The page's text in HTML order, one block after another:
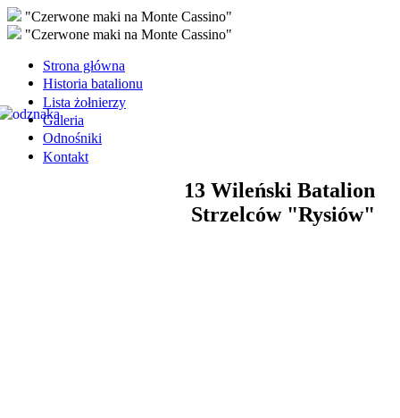
"Czerwone maki na Monte Cassino"
"Czerwone maki na Monte Cassino"
Strona główna
Historia batalionu
Lista żołnierzy
Galeria
Odnośniki
Kontakt
13 Wileński Batalion
Strzelców "Rysiów"